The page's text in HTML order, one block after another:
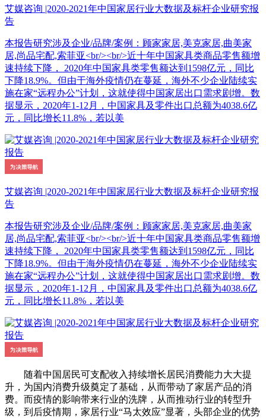
艾媒咨询 |2020-2021年中国家居行业大数据及标杆企业研究报
告
本报告研究涉及企业/品牌/案例：顾家家居,美克家居,曲美家
居,尚品宅配,索菲亚<br/><br/>近十年中国家具类商品零售额增
速持续下降， 2020年中国家具类零售额达到1598亿元，同比
下降18.9%。但由于海外疫情仍在蔓延，海外不少企业陆续实
施在家“远程办公”计划，这就使得中国家居出口需求剧增。数
据显示，2020年1-12月，中国家具及零件出口总额为4038.6亿
元，同比增长11.8%，若以美
艾媒咨询 |2020-2021年中国家居行业大数据及标杆企业研究报
告
本报告研究涉及企业/品牌/案例：顾家家居,美克家居,曲美家
居,尚品宅配,索菲亚<br/><br/>近十年中国家具类商品零售额增
速持续下降， 2020年中国家具类零售额达到1598亿元，同比
下降18.9%。但由于海外疫情仍在蔓延，海外不少企业陆续实
施在家“远程办公”计划，这就使得中国家居出口需求剧增。数
据显示，2020年1-12月，中国家具及零件出口总额为4038.6亿
元，同比增长11.8%，若以美
随着中国居民可支配收入持续增长居民消费能力大大提
升，为国内消费升级奠定了基础，从而带动了家居产品的消
费。而疫情的影响带来行业的洗牌，从而推动行业的转型升
级，到后疫情期，家居行业“马太效应”显著，头部企业的优势